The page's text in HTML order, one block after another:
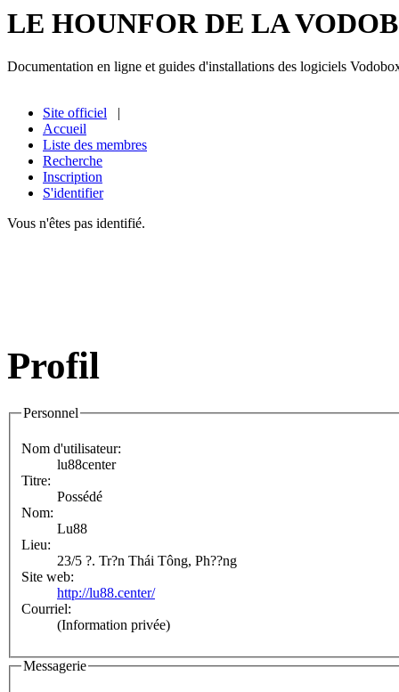
LE HOUNFOR DE LA
Documentation en ligne et guides d'installations des logiciels
Site officiel |
Accueil
Liste des membres
Recherche
Inscription
S'identifier
Vous n'êtes pas identifié.
Profil
Personnel
Nom d'utilisateur:
lu88center
Titre:
Possédé
Nom:
Lu88
Lieu:
23/5 ?. Tr?n Thái Tông, Ph??ng
Site web:
http://lu88.center/
Courriel:
(Information privée)
Messagerie